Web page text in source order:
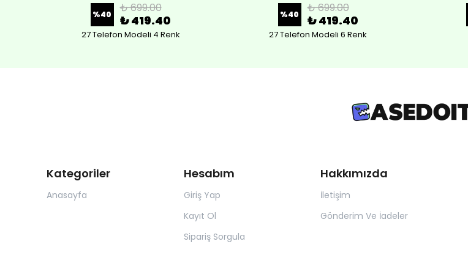
%40 ₺ 699.00
₺ 419.40
27 Telefon Modeli 4 Renk
%40 ₺ 699.00
₺ 419.40
27 Telefon Modeli 6 Renk
Kategoriler
Anasayfa
Hesabım
Giriş Yap
Kayıt Ol
Sipariş Sorgula
Hakkımızda
İletişim
Gönderim Ve İadeler